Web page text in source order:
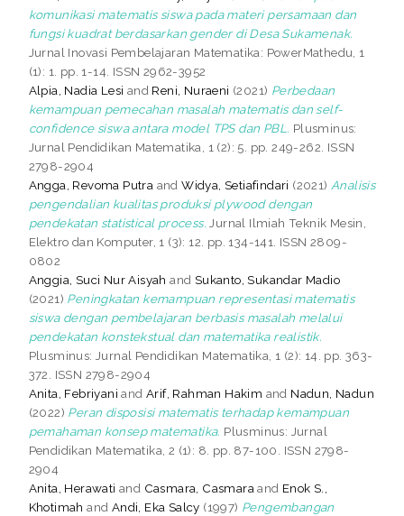
komunikasi matematis siswa pada materi persamaan dan
fungsi kuadrat berdasarkan gender di Desa Sukamenak.
Jurnal Inovasi Pembelajaran Matematika: PowerMathedu, 1
(1): 1. pp. 1-14. ISSN 2962-3952
Alpia, Nadia Lesi and Reni, Nuraeni (2021) Perbedaan
kemampuan pemecahan masalah matematis dan self-
confidence siswa antara model TPS dan PBL. Plusminus:
Jurnal Pendidikan Matematika, 1 (2): 5. pp. 249-262. ISSN
2798-2904
Angga, Revoma Putra andWidya, Setiafindari (2021) Analisis
pengendalian kualitas produksi plywood dengan
pendekatan statistical process. Jurnal Ilmiah Teknik Mesin,
Elektro dan Komputer, 1 (3): 12. pp. 134-141. ISSN 2809-
0802
Anggia, Suci Nur Aisyah and Sukanto, Sukandar Madio
(2021) Peningkatan kemampuan representasi matematis
siswa dengan pembelajaran berbasis masalah melalui
pendekatan konstekstual dan matematika realistik.
Plusminus: Jurnal Pendidikan Matematika, 1 (2): 14. pp. 363-
372. ISSN 2798-2904
Anita, Febriyani andArif, Rahman Hakim and Nadun, Nadun
(2022) Peran disposisi matematis terhadap kemampuan
pemahaman konsep matematika. Plusminus: Jurnal
Pendidikan Matematika, 2 (1): 8. pp. 87-100. ISSN 2798-
2904
Anita, Herawati and Casmara, Casmara and Enok S.,
Khotimah and Andi, Eka Salcy (1997) Pengembangan